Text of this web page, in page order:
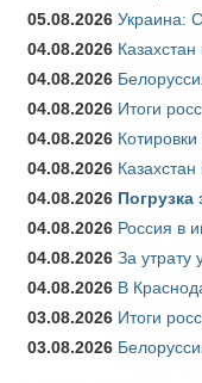
05.08.2026 Украина:
04.08.2026
04.08.2026
04.08.2026 Итоги
04.08.2026
04.08.2026
04.08.2026
04.08.2026 Россия в
04.08.2026 За утрату
04.08.2026 В
03.08.2026 Итоги
03.08.2026